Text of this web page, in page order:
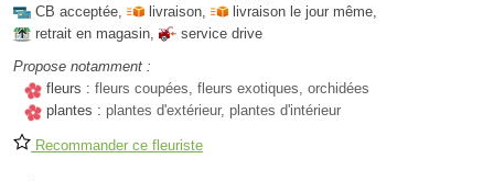
CB acceptée, livraison, livraison le jour même,
retrait en magasin,
service drive
Propose notamment :
fleurs : fleurs coupées, fleurs exotiques, orchidées
plantes : plantes d'extérieur, plantes d'intérieur
Recommander ce fleuriste